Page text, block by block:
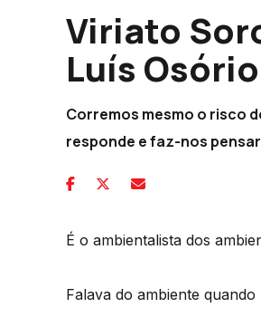
Viriato
Luís Osório
Corremos mesmo o risco
responde e faz-nos
É o ambientalista dos
Falava do ambiente